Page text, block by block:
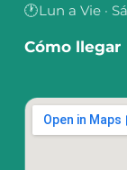
🕐Lun a Vie ·
Cómo llegar